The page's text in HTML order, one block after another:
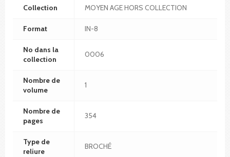
Collection MOYEN AGE HORS COLLECTION
Format IN-8
No dans la
collection
0006
Nombre de
volume
1
Nombre de
pages
354
Type de
reliure
BROCHÉ